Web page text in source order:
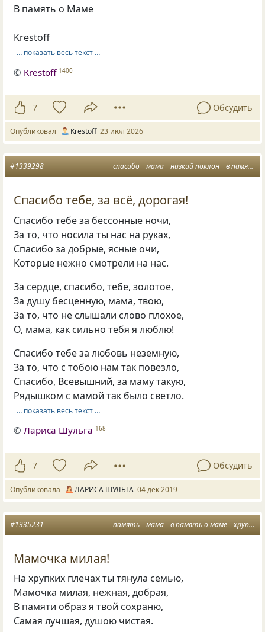
В память о Маме
Krestoff
… показать весь текст …
© Krestoff 1400
7 Обсудить
Опубликовал Krestoff 23 июл 2026
спасибо мама низкий поклон в память о маме
#1339298
Спасибо тебе, за всё, дорогая!
Спасибо тебе за бессонные ночи,
За то, что носила ты нас на руках,
Спасибо за добрые, ясные очи,
Которые нежно смотрели на нас.
За сердце, спасибо, тебе, золотое,
За душу бесценную, мама, твою,
За то, что не слышали слово плохое,
О, мама, как сильно тебя я люблю!
Спасибо тебе за любовь неземную,
За то, что с тобою нам так повезло,
Спасибо, Всевышний, за маму такую,
Рядышком с мамой так было светло.
… показать весь текст …
©Лариса Шульга 168
7 Обсудить
Опубликовала ЛАРИСА ШУЛЬГА 04 дек 2019
память мама в память о маме хрупкие плечи
#1335231
Мамочка милая!
На хрупких плечах ты тянула семью,
Мамочка милая, нежная, добрая,
В памяти образ я твой сохраню,
Самая лучшая, душою чистая.